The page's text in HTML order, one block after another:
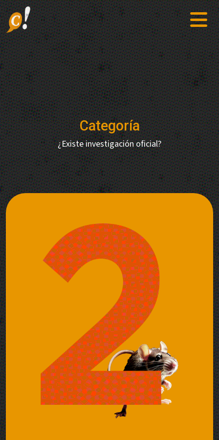
Categoría
¿Existe investigación oficial?